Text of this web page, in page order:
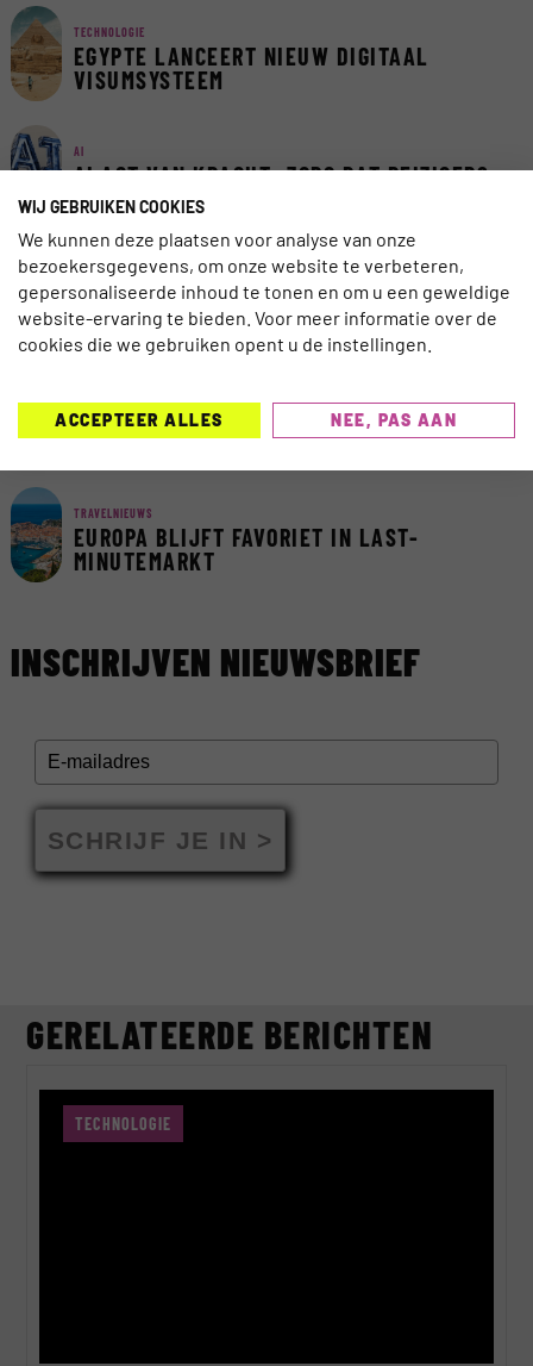
TECHNOLOGIE
EGYPTE LANCEERT NIEUW DIGITAAL
VISUMSYSTEEM
AI
AI ACT VAN KRACHT: ZORG DAT REIZIGERS
AI KUNNEN VERTROUWEN
TRAVELNIEUWS
CORENDON NU OOK TELEFONISCH
BEREIKBAAR VOOR DOVEN EN
SLECHTHORENDEN
EDINBURGH VOERT ALS EERSTE SCHOTSE
STAD TOERISTENBELASTING IN
TRAVELNIEUWS
EUROPA BLIJFT FAVORIET IN LAST-
MINUTEMARKT
INSCHRIJVEN NIEUWSBRIEF
SCHRIJF JE IN >
GERELATEERDE BERICHTEN
TECHNOLOGIE
WIJ GEBRUIKEN COOKIES
We kunnen deze plaatsen voor analyse van onze
bezoekersgegevens, om onze website te verbeteren,
gepersonaliseerde inhoud te tonen en om u een geweldige
website-ervaring te bieden. Voor meer informatie over de
cookies die we gebruiken opent u de instellingen.
ACCEPTEER ALLES NEE, PAS AAN